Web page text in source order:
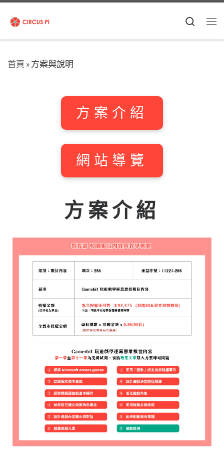
Skip to content
Search
首頁 »方案與說明
方案介紹
網站導覽
方案介紹